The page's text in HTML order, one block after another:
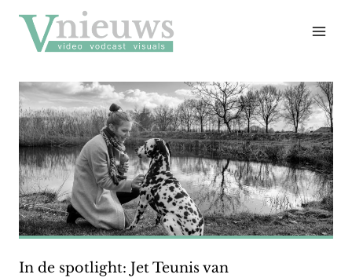
naar
inhoud
In de spotlight: Jet Teunis van